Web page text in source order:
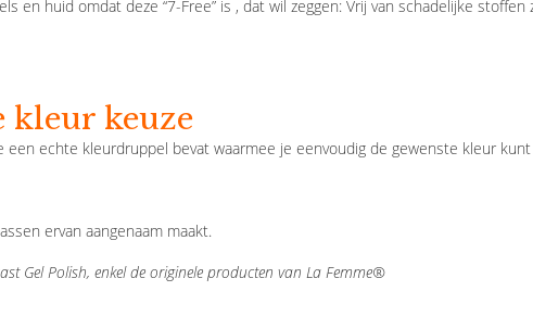
en huid omdat deze “7-Free” is , dat wil zeggen: Vrij van schadelijke
kleur keuze
een echte kleurdruppel bevat waarmee je eenvoudig de gewenste kleur
ervan aangenaam maakt.
Gel Polish, enkel de originele producten van La Femme®